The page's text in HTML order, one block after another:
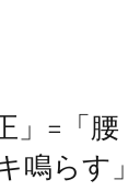
」=「腰
鳴らす」